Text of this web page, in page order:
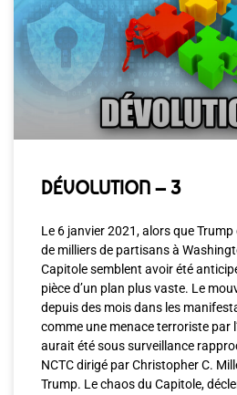
DÉVOLUTION – 3
Le 6 janvier 2021, alors que
de milliers de partisans à
Capitole semblent avoir été
pièce d’un plan plus vaste. Le
depuis des mois dans les
comme une menace terroriste par
aurait été sous surveillance
NCTC dirigé par Christopher C.
Trump. Le chaos du Capitole,